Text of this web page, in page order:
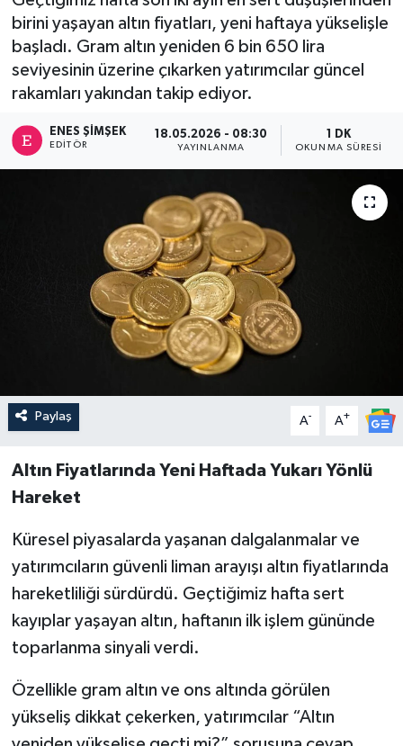
birini yaşayan altın fiyatları, yeni haftaya yükselişle
başladı. Gram altın yeniden 6 bin 650 lira
seviyesinin üzerine çıkarken yatırımcılar güncel
rakamları yakından takip ediyor.
ENES ŞIMŞEK
EDITÖR
18.05.2026 - 08:30
YAYINLANMA
1 DK
OKUNMA SÜRESI
Paylaş A- A+
Altın Fiyatlarında Yeni Haftada Yukarı Yönlü
Hareket
Küresel piyasalarda yaşanan dalgalanmalar ve
yatırımcıların güvenli liman arayışı altın fiyatlarında
hareketliliği sürdürdü. Geçtiğimiz hafta sert
kayıplar yaşayan altın, haftanın ilk işlem gününde
toparlanma sinyali verdi.
Özellikle gram altın ve ons altında görülen
yükseliş dikkat çekerken, yatırımcılar “Altın